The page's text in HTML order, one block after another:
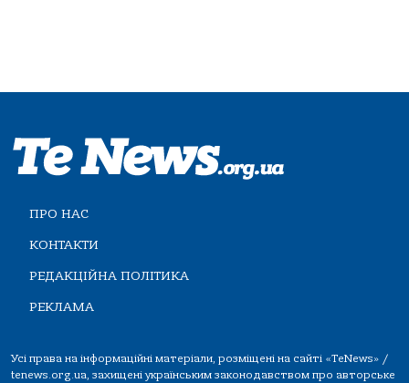
ПРО НАС
КОНТАКТИ
РЕДАКЦІЙНА ПОЛІТИКА
РЕКЛАМА
Усі права на інформаційні матеріали, розміщені на сайті «TeNews» /
tenews.org.ua, захищені українським законодавством про авторське